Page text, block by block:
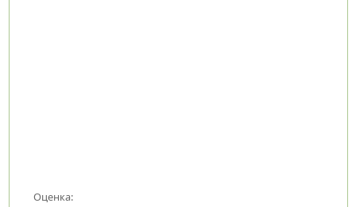
Оценка: